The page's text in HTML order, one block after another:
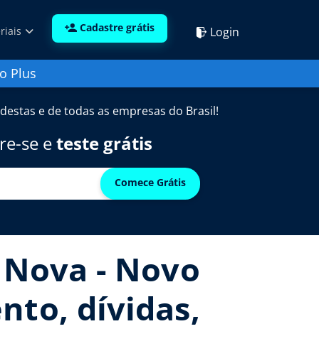
Cadastre grátis Login
Plus
e de todas as empresas do Brasil!
se eteste grátis
Comece Grátis
- Novo
dívidas,